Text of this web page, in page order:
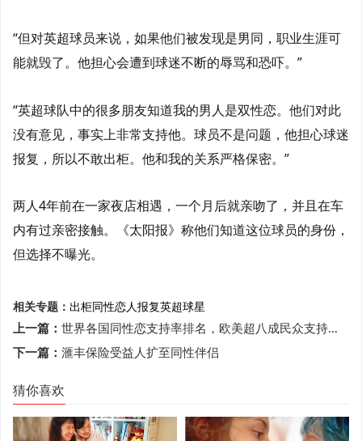
“但对英超球员来说，如果他们被发现是男同，职业生涯可
能就毁了。他担心会遭到球迷不断的辱骂和恐吓。”
“英超球队中的很多朋友知道我的男人是双性恋。他们对此
没有意见，事实上非常支持他。球员不是问题，他担心球迷
报复，所以不敢出柜。他和我的关系严格保密。”
两人4年前在一家夜店相遇，一个月后就亲吻了，并且在车
内有过亲密接触。《太阳报》称他们知道这位球员的身份，
但选择不曝光。
相关专题： 出柜同性恋人报复英超球星
上一篇： 世界各国同性恋支持率排名，欧美超八成民众支持同性恋
下一篇： 滙丰保险受益人扩至同性伴侣
猜你喜欢